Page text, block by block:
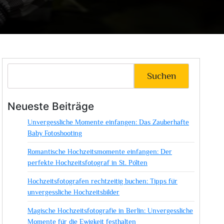
Suchen
Neueste Beiträge
Unvergessliche Momente einfangen: Das Zauberhafte
Baby Fotoshooting
Romantische Hochzeitsmomente einfangen: Der
perfekte Hochzeitsfotograf in St. Pölten
Hochzeitsfotografen rechtzeitig buchen: Tipps für
unvergessliche Hochzeitsbilder
Magische Hochzeitsfotografie in Berlin: Unvergessliche
Momente für die Ewigkeit festhalten